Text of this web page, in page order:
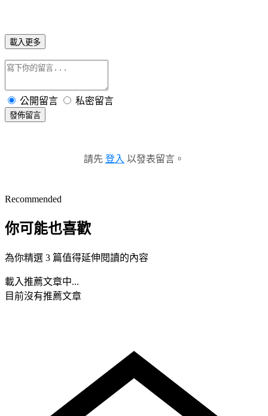
載入更多
公開留言 私密留言
發佈留言
請先 登入 以發表留言。
Recommended
你可能也喜歡
為你精選 3 篇值得延伸閱讀的內容
載入推薦文章中...
目前沒有推薦文章